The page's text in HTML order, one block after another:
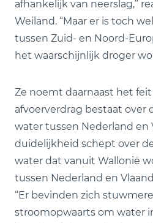
afhankelijk van neerslag,”
Weiland. “Maar er is toch
tussen Zuid- en Noord-
het waarschijnlijk droger
Ze noemt daarnaast het
afvoerverdrag bestaat over
water tussen Nederland en
duidelijkheid schept over
water dat vanuit Wallonië
tussen Nederland en
“Er bevinden zich
stroomopwaarts om water